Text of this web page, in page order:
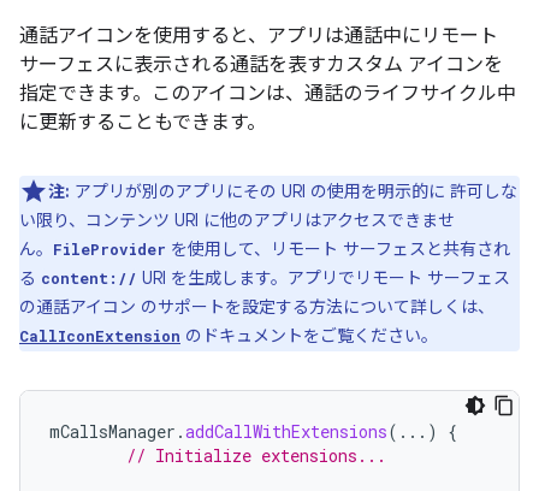
通話アイコンを使用すると、アプリは通話中にリモート
サーフェスに表示される通話を表すカスタム アイコンを
指定できます。このアイコンは、通話のライフサイクル中
に更新することもできます。
注: アプリが別のアプリにその URI の使用を明示的に 許可しな
い限り、コンテンツ URI に他のアプリはアクセスできませ
ん。
FileProvider を使用して、リモート サーフェスと共有され
る content:// URI を生成します。アプリでリモート サーフェス
の通話アイコン のサポートを設定する方法について詳しくは、
CallIconExtension のドキュメントをご覧ください。
mCallsManager .addCallWithExtensions(...)
{
// Initialize extensions...